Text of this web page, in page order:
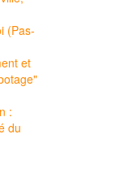
(Pas-
et
:
du